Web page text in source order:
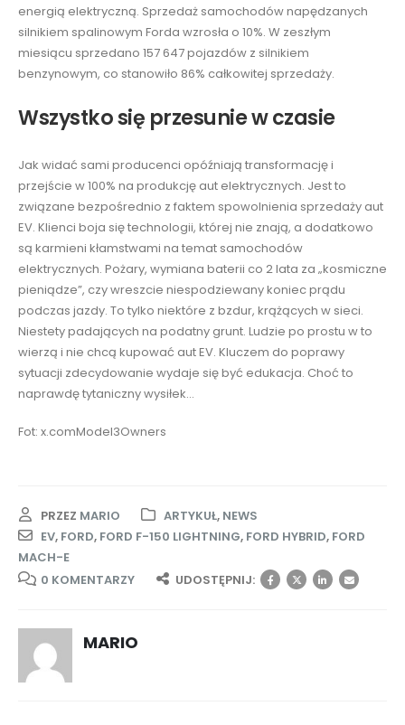
energią elektryczną. Sprzedaż samochodów napędzanych
silnikiem spalinowym Forda wzrosła o 10%. W zeszłym
miesiącu sprzedano 157 647 pojazdów z silnikiem
benzynowym, co stanowiło 86% całkowitej sprzedaży.
Wszystko się przesunie w czasie
Jak widać sami producenci opóźniają transformację i
przejście w 100% na produkcję aut elektrycznych. Jest to
związane bezpośrednio z faktem spowolnienia sprzedaży aut
EV. Klienci boja się technologii, której nie znają, a dodatkowo
są karmieni kłamstwami na temat samochodów
elektrycznych. Pożary, wymiana baterii co 2 lata za „kosmiczne
pieniądze”, czy wreszcie niespodziewany koniec prądu
podczas jazdy. To tylko niektóre z bzdur, krążących w sieci.
Niestety padających na podatny grunt. Ludzie po prostu w to
wierzą i nie chcą kupować aut EV. Kluczem do poprawy
sytuacji zdecydowanie wydaje się być edukacja. Choć to
naprawdę tytaniczny wysiłek…
Fot: x.comModel3Owners
PRZEZ MARIO ARTYKUŁ, NEWS
EV, FORD, FORD F-150 LIGHTNING, FORD HYBRID, FORD
MACH-E
0 KOMENTARZY
UDOSTĘPNIJ:
MARIO